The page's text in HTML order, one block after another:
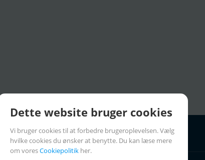
Dette website bruger cookies
Vi bruger cookies til at forbedre brugeroplevelsen. Vælg
hvilke cookies du ønsker at benytte. Du kan læse mere
om voresCookiepolitik her.